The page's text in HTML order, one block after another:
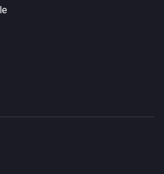
veloce o per gli aperitivi al
un pranzo o una cena più
WILLY